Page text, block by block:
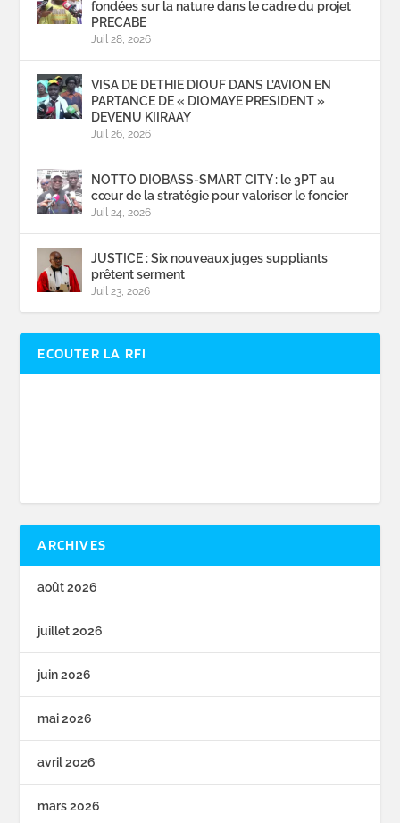
fondées sur la nature dans le cadre du projet
PRECABE
Juil 28, 2026
VISA DE DETHIE DIOUF DANS L’AVION EN
PARTANCE DE « DIOMAYE PRESIDENT »
DEVENU KIIRAAY
Juil 26, 2026
NOTTO DIOBASS-SMART CITY : le 3PT au
cœur de la stratégie pour valoriser le foncier
Juil 24, 2026
JUSTICE : Six nouveaux juges suppliants
prêtent serment
Juil 23, 2026
ECOUTER LA RFI
ARCHIVES
août 2026
juillet 2026
juin 2026
mai 2026
avril 2026
mars 2026